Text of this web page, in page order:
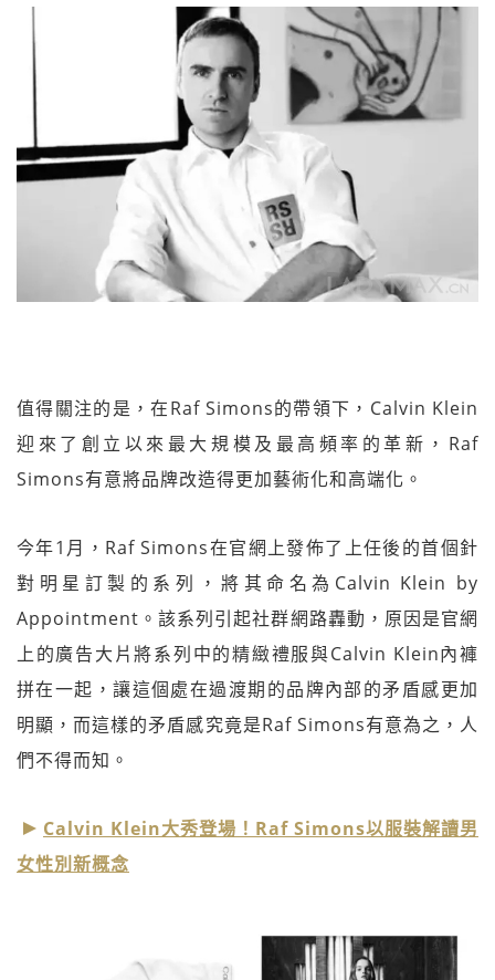
值得關注的是，在Raf Simons的帶領下，Calvin Klein
迎來了創立以來最大規模及最高頻率的革新，Raf
Simons有意將品牌改造得更加藝術化和高端化。
今年1月，Raf Simons在官網上發佈了上任後的首個針
對明星訂製的系列，將其命名為Calvin Klein by
Appointment。該系列引起社群網路轟動，原因是官網
上的廣告大片將系列中的精緻禮服與Calvin Klein內褲
拼在一起，讓這個處在過渡期的品牌內部的矛盾感更加
明顯，而這樣的矛盾感究竟是Raf Simons有意為之，人
們不得而知。
Calvin Klein大秀登場！Raf Simons以服裝解讀男
女性別新概念